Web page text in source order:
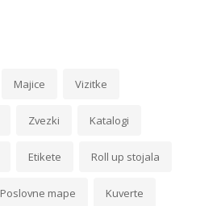
Majice Vizitke
Zvezki Katalogi
Etikete Roll up stojala
Poslovne mape Kuverte